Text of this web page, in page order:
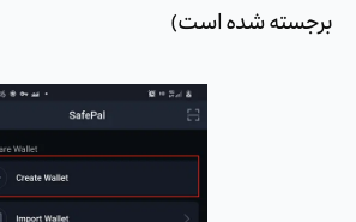
برجسته شده است)